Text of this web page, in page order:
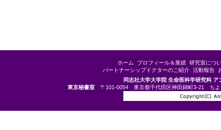
ホーム プロフィール＆業績 研究室につ
パートナーシップドクターのご紹介
活動報告
同志社大学大学院 生命医科学研究科
東京秘書室〒101-0054 東京都千代田区神田錦町3-21 ちよ